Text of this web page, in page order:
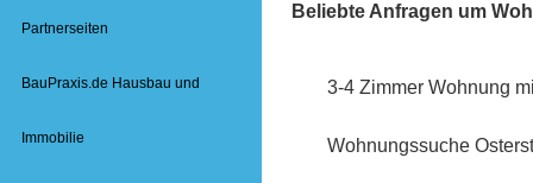
Partnerseiten
BauPraxis.de Hausbau und
Immobilie
Beliebte Anfragen um
3-4 Zimmer Wohnung
Wohnungssuche